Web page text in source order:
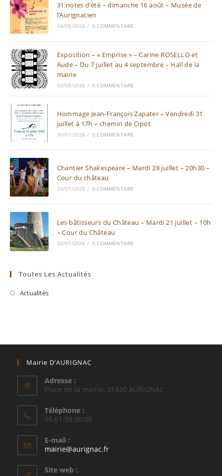
31 notes d’été – dimanche 16 août – Musée de
l’Aurignacien
04/08/2026 / 0 COMMENTAIRE
Exposition – « Emprise » – Carine ROSELLO et
Aude – Du 7 juillet au 4 septembre – Hall de la
mairie
02/08/2026 / 0 COMMENTAIRE
Hommage Jean-François Zapater – Vendredi 31
juillet à 17h – chemin de Cipot
30/07/2026 / 0 COMMENTAIRE
Chantier Shakespeare – Mardi 28 juillet – 20h30 –
Cour du château
20/07/2026 / 0 COMMENTAIRE
Les bâtisseurs du Château – Mardi 21 juillet – 10h
– Cour du Château
20/07/2026 / 0 COMMENTAIRE
Toutes Les Actualités
Actualités
Mairie D’AURIGNAC
Adresse :
Place de la mairie, 31420 AURIGNAC
Téléphone :
05.61.98.90.08
E-mail :
mairie@aurignac.frS’ouvre
Site web :